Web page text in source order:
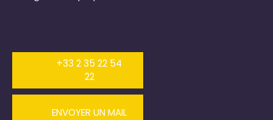
+33 2 35 22 54
22
ENVOYER UN MAIL